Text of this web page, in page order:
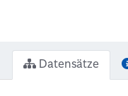
Datensätze